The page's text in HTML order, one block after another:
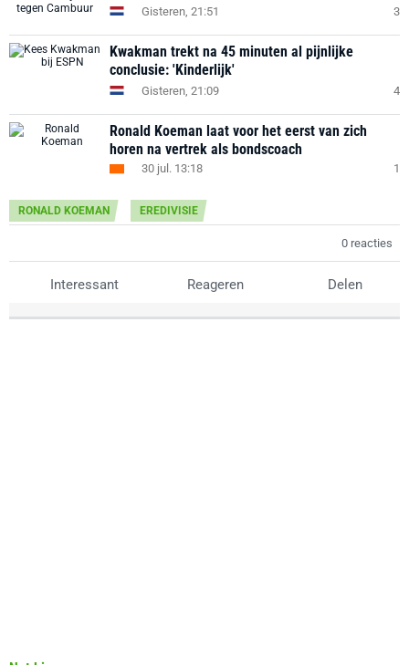
Gisteren, 21:51 3
Kwakman trekt na 45 minuten al pijnlijke
conclusie: 'Kinderlijk'
Gisteren, 21:09 4
Ronald Koeman laat voor het eerst van zich
horen na vertrek als bondscoach
30 jul. 13:18 1
RONALD KOEMAN EREDIVISIE
0 reacties
Interessant Reageren Delen